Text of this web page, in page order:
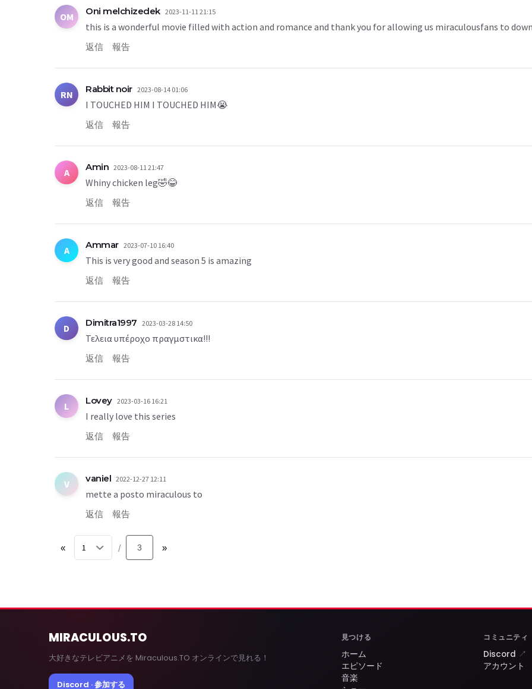
OM Oni melchizedek 2023-11-11 21:15
this is a wonderful movie filled with action and romance and thank you for allowing us miraculousfans to
返信 報告
RN Rabbit noir 2023-08-14 01:06
I TOUCHED HIM I TOUCHED HIM😭
返信 報告
A Amin 2023-08-11 21:47
Whiny chicken leg🤣😂
返信 報告
A Ammar 2023-07-10 16:40
This is very good and season 5 is amazing
返信 報告
D Dimitra1997 2023-03-28 14:50
Τελεια υπέροχο πραγμστικα!!!
返信 報告
L Lovey 2023-03-16 16:21
I really love this series
返信 報告
V vaniel 2022-12-27 12:11
mette a posto miraculous to
返信 報告
« / 3 »
MIRACULOUS.TO
大好きなテレビアニメを Miraculous.TO オンラインで見れる！
Discord · 参加する
見つける
ホーム
エピソード
音楽
コミュニティ
Discord ↗
アカウント